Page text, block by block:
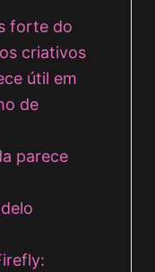
forte do
criativos
útil em
de
parece